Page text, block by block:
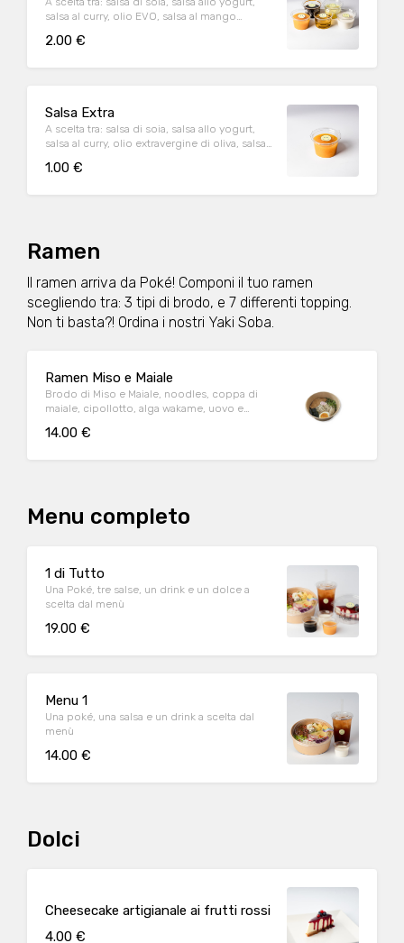
salsa al curry, olio EVO, salsa al mango
2.00 €
Salsa Extra
A scelta tra: salsa di soia, salsa allo yogurt,
salsa al curry, olio extravergine di oliva, salsa
1.00 €
Ramen
Il ramen arriva da Poké! Componi il tuo ramen
scegliendo tra: 3 tipi di brodo, e 7 differenti topping.
Non ti basta?! Ordina i nostri Yaki Soba.
Ramen Miso e Maiale
Brodo di Miso e Maiale, noodles, coppa di
maiale, cipollotto, alga wakame, uovo e
14.00 €
Menu completo
1 di Tutto
Una Poké, tre salse, un drink e un dolce a
scelta dal menù
19.00 €
Menu 1
Una poké, una salsa e un drink a scelta dal
menù
14.00 €
Dolci
Cheesecake artigianale ai frutti rossi
4.00 €